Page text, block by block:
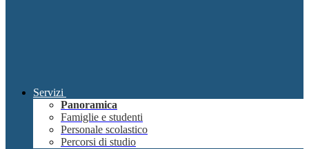
Servizi
Panoramica
Famiglie e studenti
Personale scolastico
Percorsi di studio